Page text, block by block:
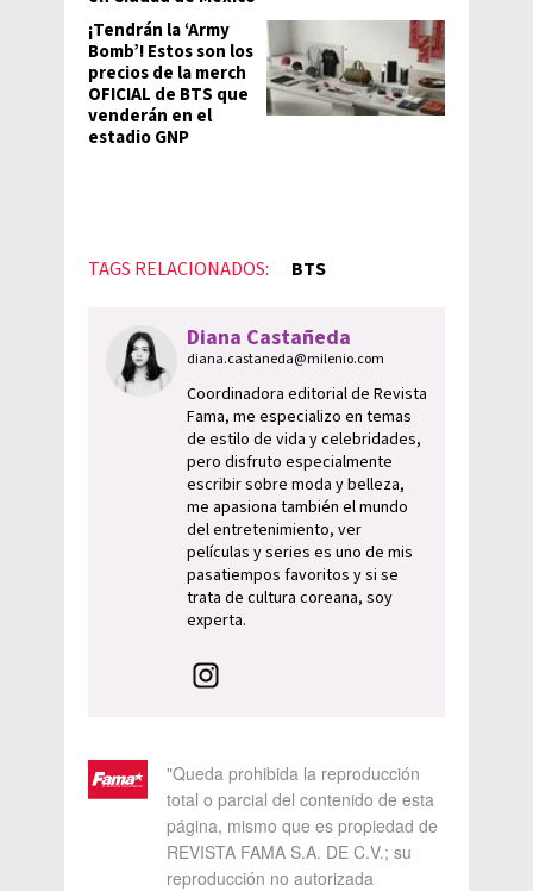
¡Tendrán la ‘Army
Bomb’! Estos son los
precios de la merch
OFICIAL de BTS que
venderán en el
estadio GNP
TAGS RELACIONADOS: BTS
Diana Castañeda
diana.castaneda@milenio.com
Coordinadora editorial de Revista
Fama, me especializo en temas
de estilo de vida y celebridades,
pero disfruto especialmente
escribir sobre moda y belleza,
me apasiona también el mundo
del entretenimiento, ver
películas y series es uno de mis
pasatiempos favoritos y si se
trata de cultura coreana, soy
experta.
"Queda prohibida la reproducción
total o parcial del contenido de esta
página, mismo que es propiedad de
REVISTA FAMA S.A. DE C.V.; su
reproducción no autorizada